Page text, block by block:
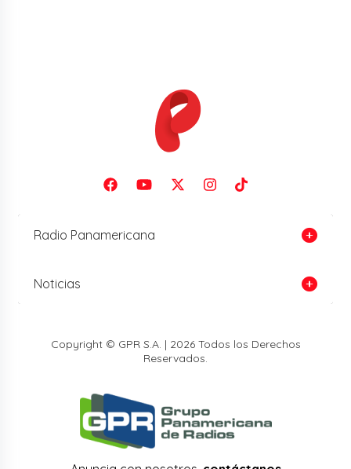
Radio Panamericana
Noticias
Copyright © GPR S.A. | 2026 Todos los Derechos
Reservados.